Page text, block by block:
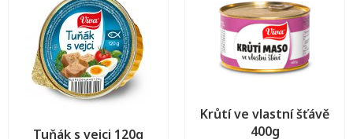
Tuňák s vejci 120g
Krůtí ve vlastní šťávě
400g